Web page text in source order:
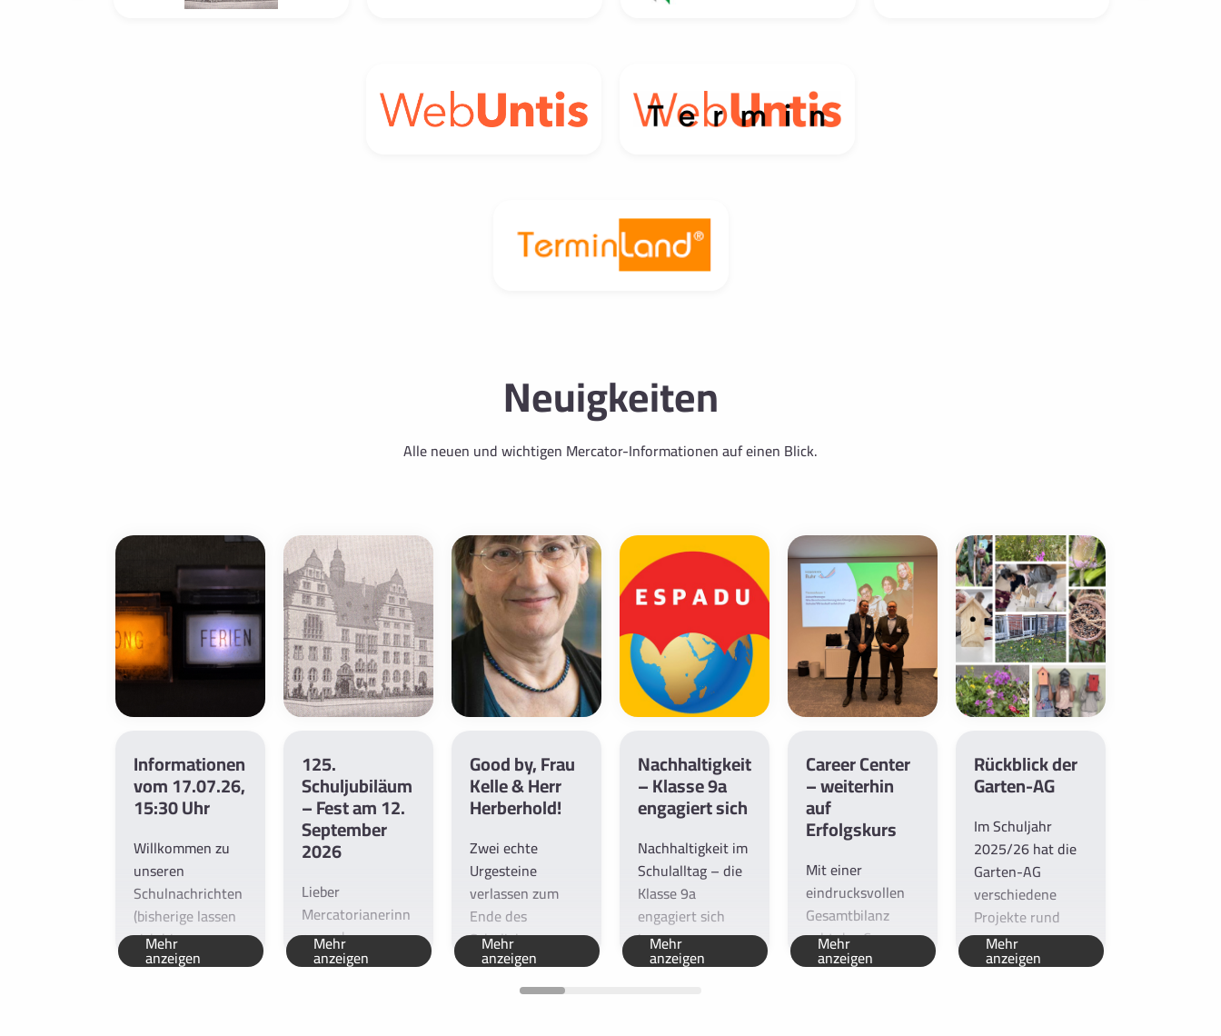
Neuigkeiten
Alle neuen und wichtigen Mercator-Informationen auf einen Blick.
Informationen
vom 17.07.26,
15:30 Uhr
Willkommen zu
unseren
Schulnachrichten
(bisherige lassen
sich hier
nachlesen:
Mehr
anzeigen
125.
Schuljubiläum
– Fest am 12.
September
2026
Lieber
Mercatorianerinn
en und
Mercatorianer -
Mehr
anzeigen
Good by, Frau
Kelle & Herr
Herberhold!
Zwei echte
Urgesteine
verlassen zum
Ende des
Schuljahres
2025/2026 das...
Mehr
anzeigen
Nachhaltigkeit
– Klasse 9a
engagiert sich
Nachhaltigkeit im
Schulalltag – die
Klasse 9a
engagiert sich
im...Mehr
anzeigen
Career Center
– weiterhin
auf
Erfolgskurs
Mit einer
eindrucksvollen
Gesamtbilanz
geht das Career
Center in sein...
Mehr
anzeigen
Rückblick der
Garten-AG
Im Schuljahr
2025/26 hat die
Garten-AG
verschiedene
Projekte rund
um...
Mehr
anzeigen